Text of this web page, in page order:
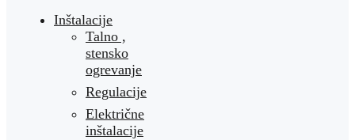
Inštalacije
Talno ,
stensko
ogrevanje
Regulacije
Električne
inštalacije